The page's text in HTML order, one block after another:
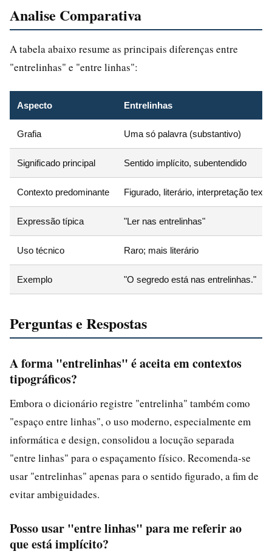
Analise Comparativa
A tabela abaixo resume as principais diferenças entre
"entrelinhas" e "entre linhas":
Aspecto Entrelinhas
Grafia Uma só palavra (substantivo)
Significado principal Sentido implícito, subentendido
Contexto predominante Figurado, literário, interpretação
Expressão típica "Ler nas entrelinhas"
Uso técnico Raro; mais literário
Exemplo "O segredo está nas entrelinhas."
Perguntas e Respostas
A forma "entrelinhas" é aceita em contextos
tipográficos?
Embora o dicionário registre "entrelinha" também como
"espaço entre linhas", o uso moderno, especialmente em
informática e design, consolidou a locução separada
"entre linhas" para o espaçamento físico. Recomenda-se
usar "entrelinhas" apenas para o sentido figurado, a fim de
evitar ambiguidades.
Posso usar "entre linhas" para me referir ao
que está implícito?